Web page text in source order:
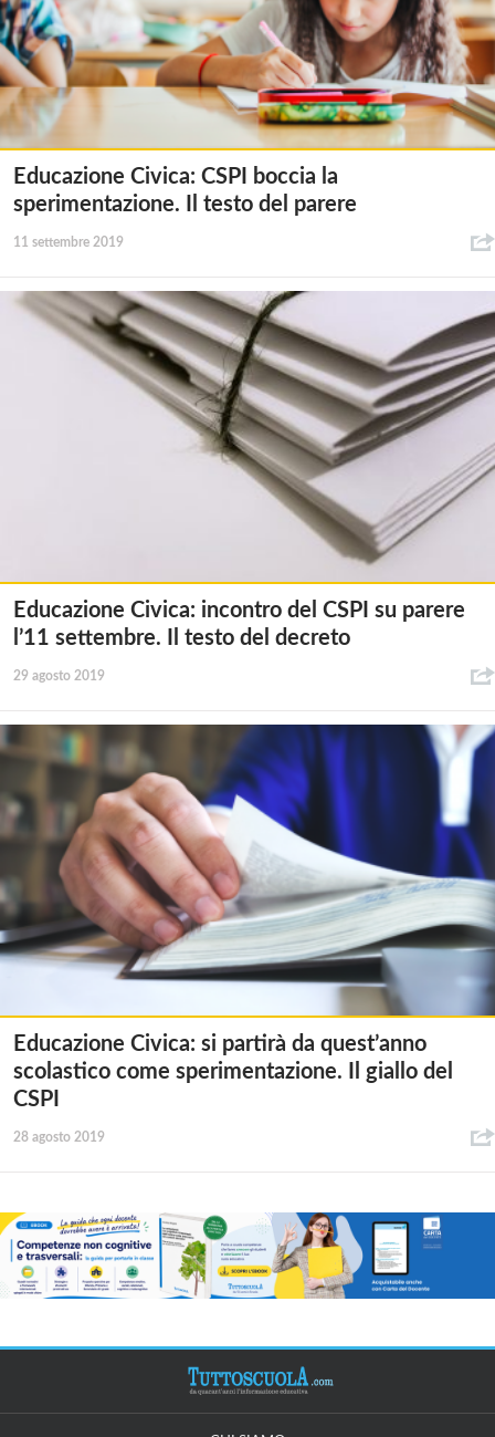
Educazione Civica: CSPI boccia la
sperimentazione. Il testo del parere
11 settembre 2019
Educazione Civica: incontro del CSPI su parere
l’11 settembre. Il testo del decreto
29 agosto 2019
Educazione Civica: si partirà da quest’anno
scolastico come sperimentazione. Il giallo del
CSPI
28 agosto 2019